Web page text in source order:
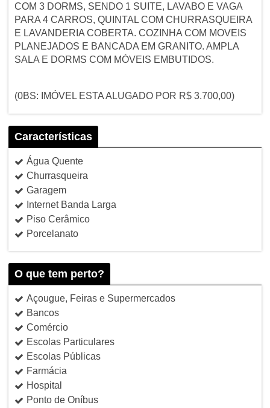
COM 3 DORMS, SENDO 1 SUITE, LAVABO E VAGA
PARA 4 CARROS, QUINTAL COM CHURRASQUEIRA
E LAVANDERIA COBERTA. COZINHA COM MOVEIS
PLANEJADOS E BANCADA EM GRANITO. AMPLA
SALA E DORMS COM MÓVEIS EMBUTIDOS.
(0BS: IMÓVEL ESTA ALUGADO POR R$ 3.700,00)
Características
Água Quente
Churrasqueira
Garagem
Internet Banda Larga
Piso Cerâmico
Porcelanato
O que tem perto?
Açougue, Feiras e Supermercados
Bancos
Comércio
Escolas Particulares
Escolas Públicas
Farmácia
Hospital
Ponto de Oníbus